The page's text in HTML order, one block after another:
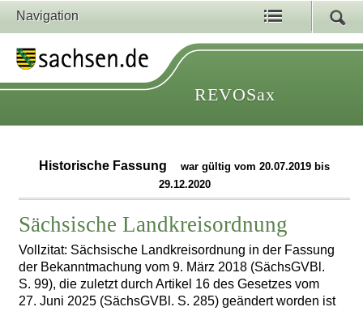
Navigation
REVOSax
Historische Fassung
war gültig vom 20.07.2019 bis
29.12.2020
Sächsische Landkreisordnung
Vollzitat: Sächsische Landkreisordnung in der Fassung
der Bekanntmachung vom 9. März 2018 (SächsGVBl.
S. 99), die zuletzt durch Artikel 16 des Gesetzes vom
27. Juni 2025 (SächsGVBl. S. 285) geändert worden ist